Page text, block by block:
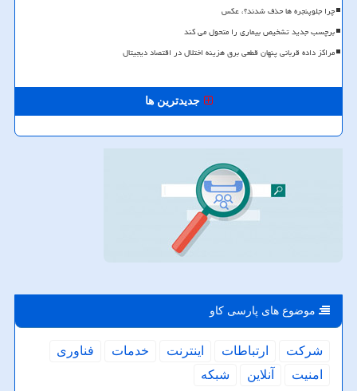
چرا جلوپنجره ها حذف شدند؟، عکس
برچسب جدید تشخیص بیماری را متحول می کند
مراکز داده قربانی پنهان قطعی برق هزینه اختلال در اقتصاد دیجیتال
جدیدترین ها
موضوع های پارسی كاو
شركت ارتباطات اینترنت خدمات
فناوری
امنیت
آنلاین شبكه